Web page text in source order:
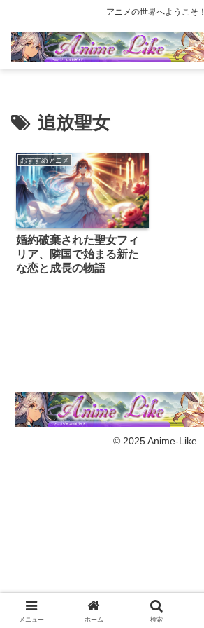
アニメの世界へようこそ！
追放聖女
おすすめアニメ
婚約破棄された聖女フィ
リア、隣国で始まる新た
な恋と成長の物語
© 2025 Anime-Like.
メニュー ホーム 検索